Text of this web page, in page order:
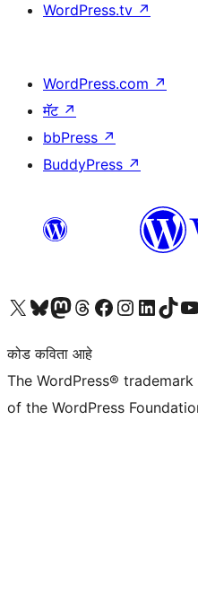
WordPress.tv ↗
WordPress.com ↗
मॅट ↗
bbPress ↗
BuddyPress ↗
आमच्या X (एक्स) (पूर्वीचे ट्विटर) खात्याला भेट द्या आमच्या ब्लूस्की खात्याला भेट द्या.आमच्या Mastodon खात्याला भेट द्या.आमच्या थ्रेड्स खात्याला भेट द्या. आमच्या फेसबुक पेजला भेट द्या आमच्या इंस्टाग्राम खात्याला भेट द्या आमच्या लिंक्डइन खात्याला भेट द्या आमच्या टिकटॉक अकाउंटला भेट द्या.आमच्या यूट्यूब चॅनेलला भेट द्या
कोड कविता आहे
The WordPress®
of the WordPress